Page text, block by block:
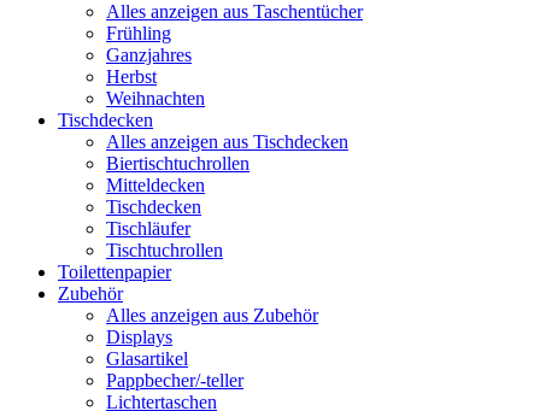
Alles anzeigen aus Taschentücher
Frühling
Ganzjahres
Herbst
Weihnachten
Tischdecken
Alles anzeigen aus Tischdecken
Biertischtuchrollen
Mitteldecken
Tischdecken
Tischläufer
Tischtuchrollen
Toilettenpapier
Zubehör
Alles anzeigen aus Zubehör
Displays
Glasartikel
Pappbecher/-teller
Lichtertaschen